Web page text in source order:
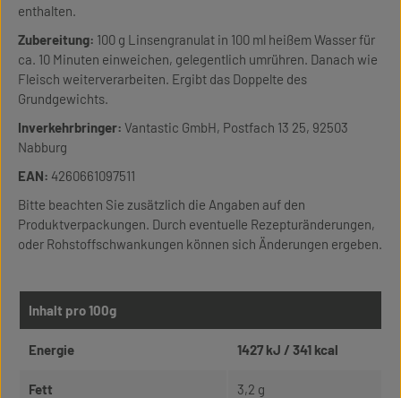
enthalten.
Zubereitung: 100 g Linsengranulat in 100 ml heißem Wasser für
ca. 10 Minuten einweichen, gelegentlich umrühren. Danach wie
Fleisch weiterverarbeiten. Ergibt das Doppelte des
Grundgewichts.
Inverkehrbringer: Vantastic GmbH, Postfach 13 25, 92503
Nabburg
EAN: 4260661097511
Bitte beachten Sie zusätzlich die Angaben auf den
Produktverpackungen. Durch eventuelle Rezepturänderungen,
oder Rohstoffschwankungen können sich Änderungen ergeben.
Inhalt pro 100g
Energie 1427 kJ / 341 kcal
Fett 3,2 g